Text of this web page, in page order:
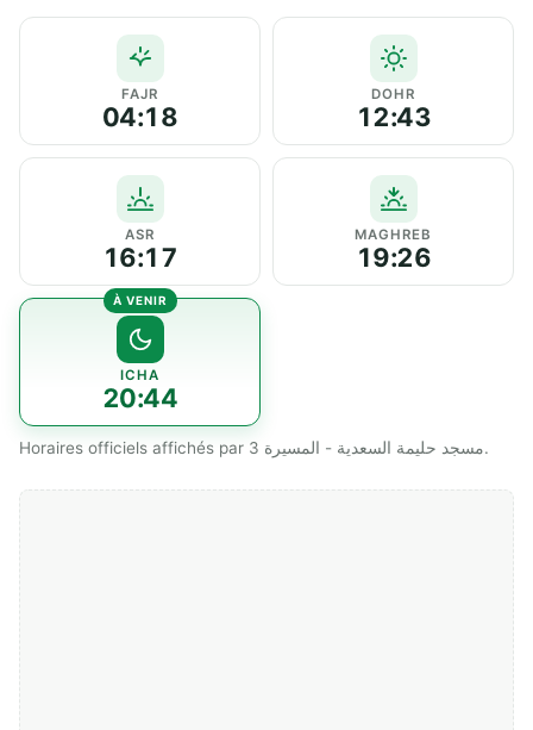
FAJR
04:18
DOHR
12:43
ASR
16:17
MAGHREB
19:26
ICHA
20:44
Horaires officiels affichés par مسجد حليمة السعدية - المسيرة 3.